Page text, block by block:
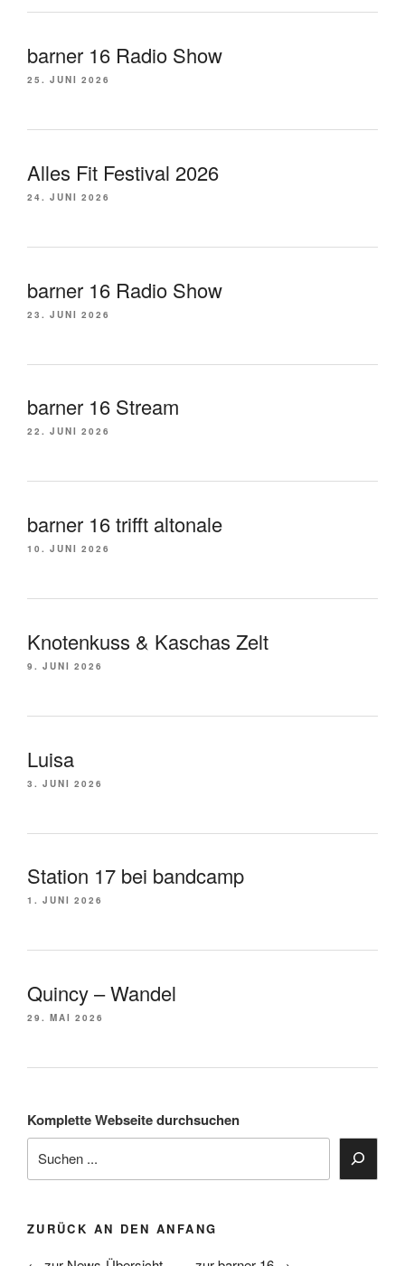
barner 16 Radio Show
25. JUNI 2026
Alles Fit Festival 2026
24. JUNI 2026
barner 16 Radio Show
23. JUNI 2026
barner 16 Stream
22. JUNI 2026
barner 16 trifft altonale
10. JUNI 2026
Knotenkuss & Kaschas Zelt
9. JUNI 2026
Luisa
3. JUNI 2026
Station 17 bei bandcamp
1. JUNI 2026
Quincy – Wandel
29. MAI 2026
Komplette Webseite durchsuchen
ZURÜCK AN DEN ANFANG